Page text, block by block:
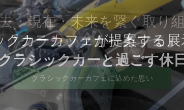
カフェが提案するチャ
『大人のくるま旅』
・現在・未来を繋ぐ取り
『クラシックカーカフェ』
クラシックカーカフェに込めた思い
クカーカフェが提案する展
ラシックカーと過ごす休
『大人のくるま旅』
『クラシックカーカフェ』
クラシックカーカフェに込めた思い